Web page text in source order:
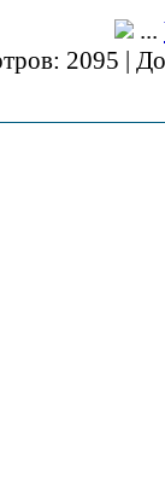
...
2095 |